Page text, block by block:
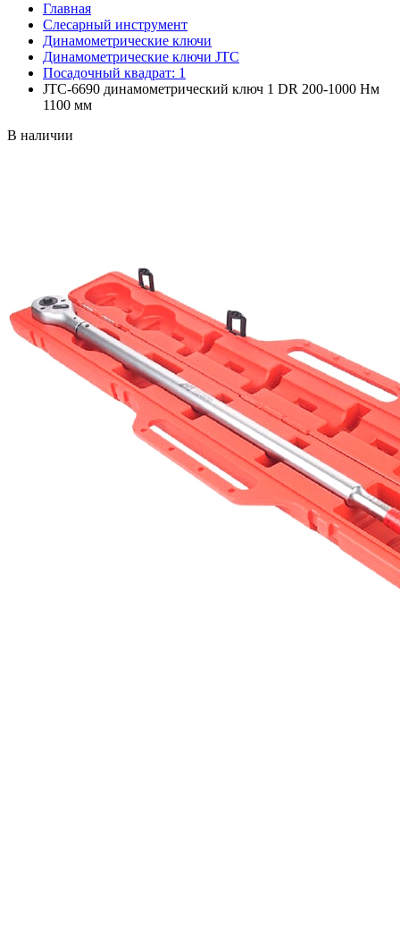
Главная
Слесарный инструмент
Динамометрические ключи
Динамометрические ключи JTC
Посадочный квадрат: 1
JTC-6690 динамометрический ключ 1 DR 200-1000 Нм
1100 мм
В наличии